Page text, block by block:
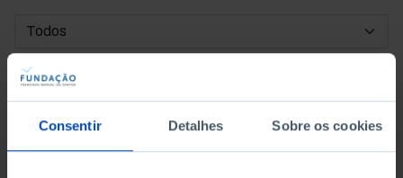
Consentir Detalhes Sobre os cookies
DATA DE INÍCIO
DATA DE FIM